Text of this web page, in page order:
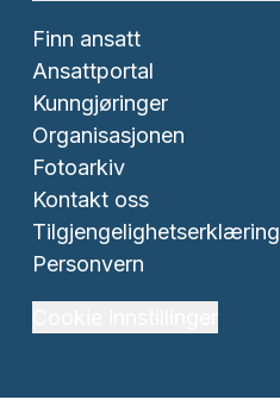
Finn ansatt
Ansattportal
Kunngjøringer
Organisasjonen
Fotoarkiv
Kontakt oss
Tilgjengelighetserklæring
Personvern